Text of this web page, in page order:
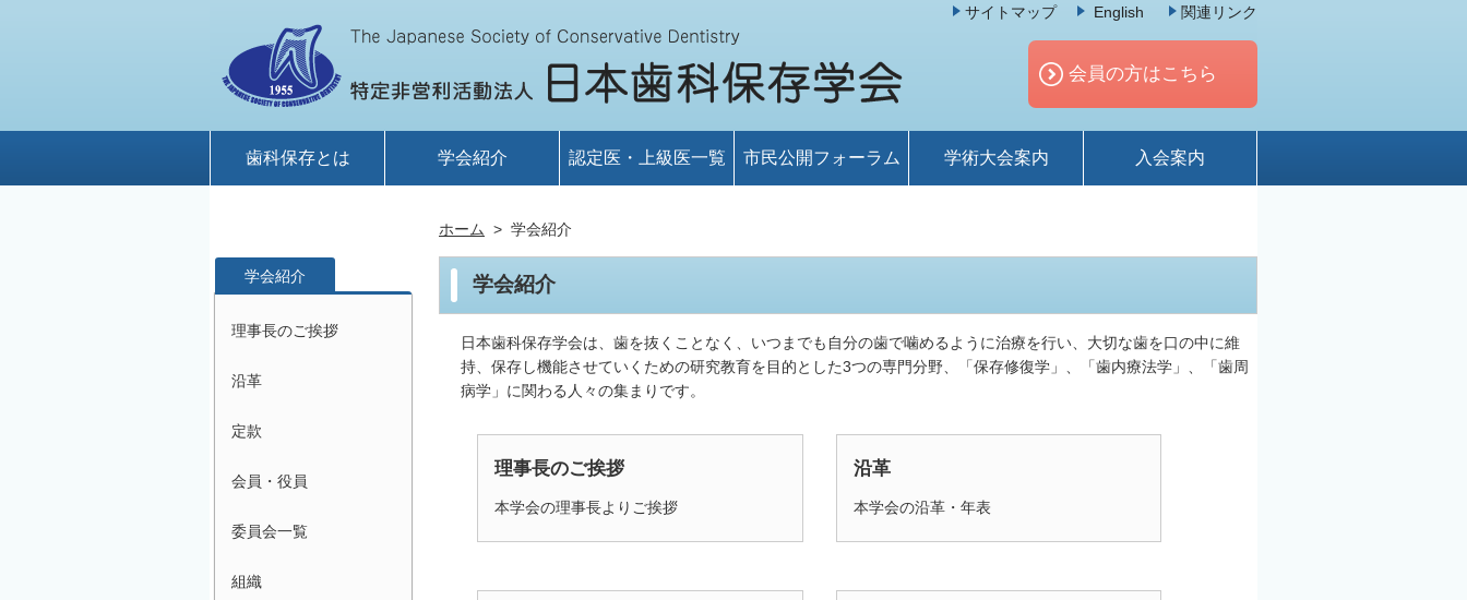
サイトマップ English 関連リンク
会員の方はこちら
歯科保存とは 学会紹介 認定医・上級医一覧 市民公開フォーラム 学術大会案内 入会案内
ホーム 学会紹介
学会紹介
日本歯科保存学会は、歯を抜くことなく、いつまでも自分の歯で噛めるように治療を行い、大切な歯を口の中に維
持、保存し機能させていくための研究教育を目的とした3つの専門分野、「保存修復学」、「歯内療法学」、「歯周
病学」に関わる人々の集まりです。
理事長のご挨拶
本学会の理事長よりご挨拶
沿革
本学会の沿革・年表
学会紹介
理事長のご挨拶
沿革
定款
会員・役員
委員会一覧
組織